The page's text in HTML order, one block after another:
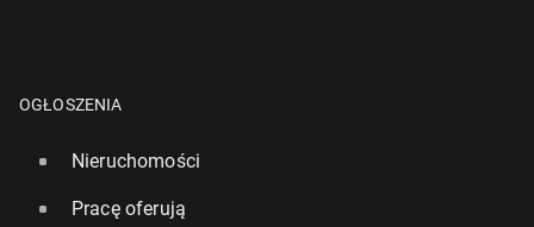
OGŁOSZENIA
Nieruchomości
Pracę oferują